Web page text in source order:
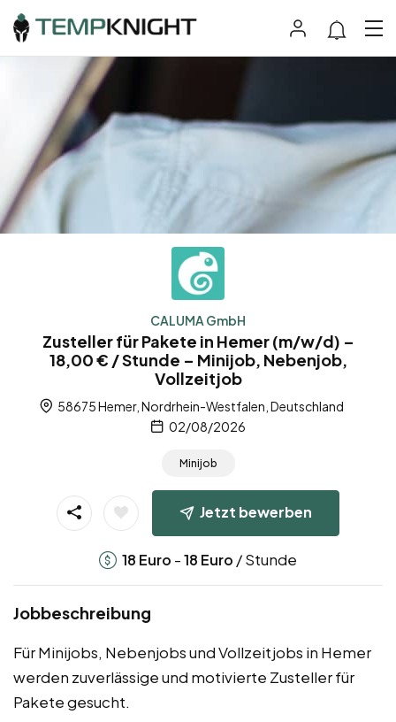
CALUMA GmbH
Zusteller für Pakete in Hemer (m/w/d) –
18,00 € / Stunde – Minijob, Nebenjob,
Vollzeitjob
58675 Hemer, Nordrhein-Westfalen, Deutschland
02/08/2026
Minijob
Jetzt bewerben
18 Euro -18 Euro / Stunde
Jobbeschreibung
Für Minijobs, Nebenjobs und Vollzeitjobs in Hemer
werden zuverlässige und motivierte Zusteller für
Pakete gesucht.